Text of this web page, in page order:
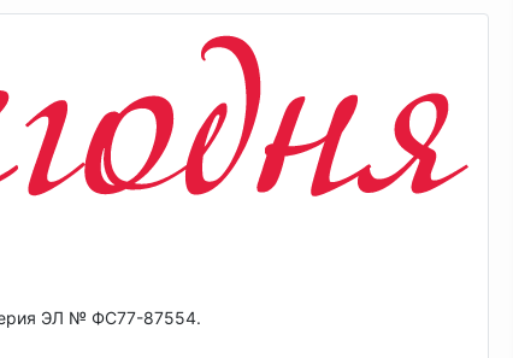
ЭЛ № ФС77-87554.